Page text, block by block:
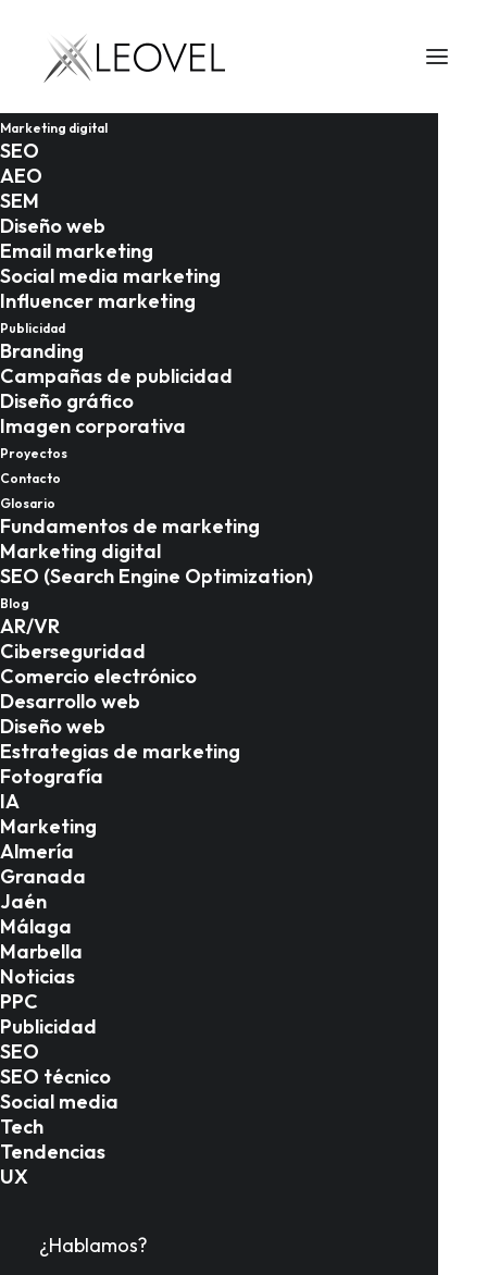
Marketing digital
SEO
AEO
SEM
Diseño web
Email marketing
Social media marketing
Influencer marketing
Publicidad
Branding
Campañas de publicidad
Diseño gráfico
Imagen corporativa
Proyectos
Contacto
Glosario
Fundamentos de marketing
Marketing digital
SEO (Search Engine Optimization)
Blog
AR/VR
Ciberseguridad
Comercio electrónico
Desarrollo web
Diseño web
Estrategias de marketing
Fotografía
IA
Marketing
Almería
Granada
Jaén
Málaga
Marbella
Noticias
PPC
Publicidad
SEO
SEO técnico
Social media
Tech
Tendencias
UX
¿Hablamos?
LEOVEL
Inicio Agencia marketing digital Cádiz
Ag c
Market
D
Leovel
Hablar con un experto
Convierte tus ideas en soluciones digitales
potentes
Desde 2011
Experiencia
inigualable
publicidad
marketing